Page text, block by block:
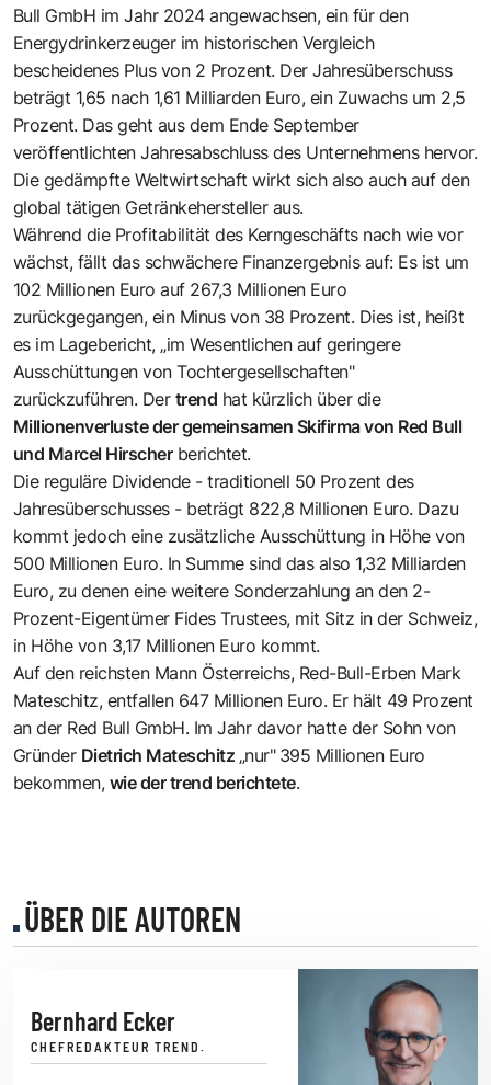
Bull GmbH im Jahr 2024 angewachsen, ein für den
Energydrinkerzeuger im historischen Vergleich
bescheidenes Plus von 2 Prozent. Der Jahresüberschuss
beträgt 1,65 nach 1,61 Milliarden Euro, ein Zuwachs um 2,5
Prozent. Das geht aus dem Ende September
veröffentlichten Jahresabschluss des Unternehmens hervor.
Die gedämpfte Weltwirtschaft wirkt sich also auch auf den
global tätigen Getränkehersteller aus.
Während die Profitabilität des Kerngeschäfts nach wie vor
wächst, fällt das schwächere Finanzergebnis auf: Es ist um
102 Millionen Euro auf 267,3 Millionen Euro
zurückgegangen, ein Minus von 38 Prozent. Dies ist, heißt
es im Lagebericht, „im Wesentlichen auf geringere
Ausschüttungen von Tochtergesellschaften"
zurückzuführen. Der trend hat kürzlich über die
Millionenverluste der gemeinsamen Skifirma von Red Bull
und Marcel Hirscherberichtet.
Die reguläre Dividende - traditionell 50 Prozent des
Jahresüberschusses - beträgt 822,8 Millionen Euro. Dazu
kommt jedoch eine zusätzliche Ausschüttung in Höhe von
500 Millionen Euro. In Summe sind das also 1,32 Milliarden
Euro, zu denen eine weitere Sonderzahlung an den 2-
Prozent-Eigentümer Fides Trustees, mit Sitz in der Schweiz,
in Höhe von 3,17 Millionen Euro kommt.
Auf den reichsten Mann Österreichs, Red-Bull-Erben Mark
Mateschitz, entfallen 647 Millionen Euro. Er hält 49 Prozent
an der Red Bull GmbH. Im Jahr davor hatte der Sohn von
Gründer Dietrich Mateschitz „nur" 395 Millionen Euro
bekommen, wie der trend berichtete.
ÜBER DIE AUTOREN
Bernhard Ecker
CHEFREDAKTEUR TREND.